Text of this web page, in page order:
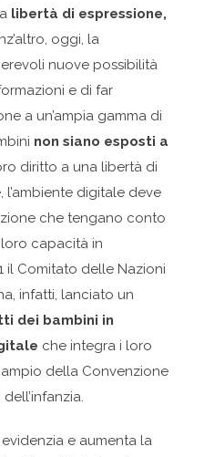
libertà di espressione,
oggi, la
nuove possibilità
e di far
a un’ampia gamma di
non siano esposti a
diritto a una libertà di
l’ambiente digitale deve
che tengano conto
capacità in
il Comitato delle Nazioni
infatti, lanciato un
dei bambini in
che integra i loro
della Convenzione
e aumenta la